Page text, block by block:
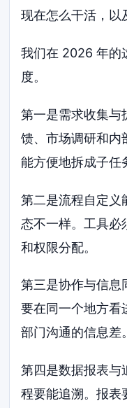
现在怎么干活，以
我们在 2026 年的
度。
第一是需求收集与
馈、市场调研和内
能方便地拆成子任
第二是流程自定义
态不一样。工具必
和权限分配。
第三是协作与信息
要在同一个地方看
部门沟通的信息差。
第四是数据报表与
程要能追溯。报表